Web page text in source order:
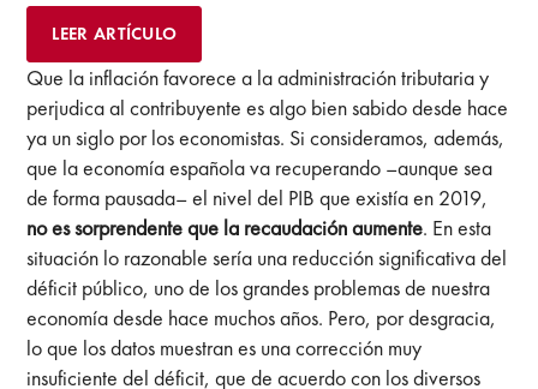
LEER ARTÍCULO
Que la inflación favorece a la administración tributaria y
perjudica al contribuyente es algo bien sabido desde hace
ya un siglo por los economistas. Si consideramos, además,
que la economía española va recuperando –aunque sea
de forma pausada– el nivel del PIB que existía en 2019,
no es sorprendente que la recaudación aumente. En esta
situación lo razonable sería una reducción significativa del
déficit público, uno de los grandes problemas de nuestra
economía desde hace muchos años. Pero, por desgracia,
lo que los datos muestran es una corrección muy
insuficiente del déficit, que de acuerdo con los diversos